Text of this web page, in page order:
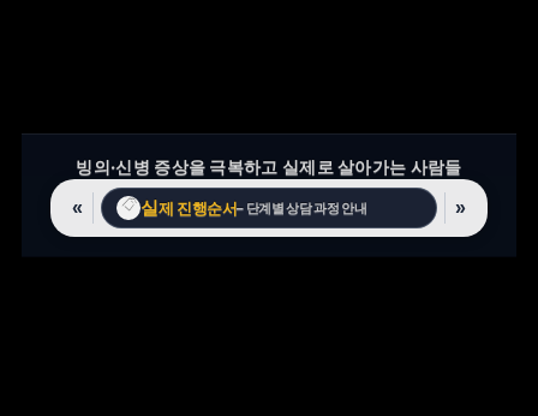
빙의·신병 증상을 극복하고 실제로 살아가는 사람들
«
📋 실제 진행순서– 단계별 상담 과정 안내 💬 고
»